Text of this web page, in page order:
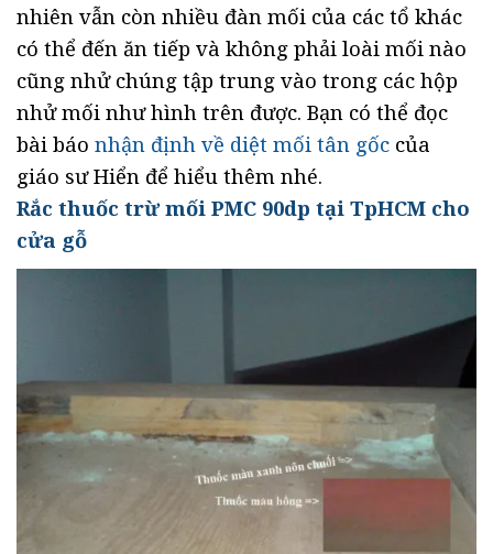
nhiên vẫn còn nhiều đàn mối của các tổ khác
có thể đến ăn tiếp và không phải loài mối nào
cũng nhử chúng tập trung vào trong các hộp
nhử mối như hình trên được. Bạn có thể đọc
bài báo nhận định về diệt mối tân gốc của
giáo sư Hiển để hiểu thêm nhé.
Rắc thuốc trừ mối PMC 90dp tại TpHCM cho
cửa gỗ